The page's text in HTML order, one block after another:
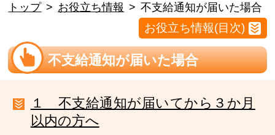
トップ お役立ち情報 不支給通知が届いた場合
お役立ち情報(目次)
不支給通知が届いた場合
１ 不支給通知が届いてから３か月
以内の方へ